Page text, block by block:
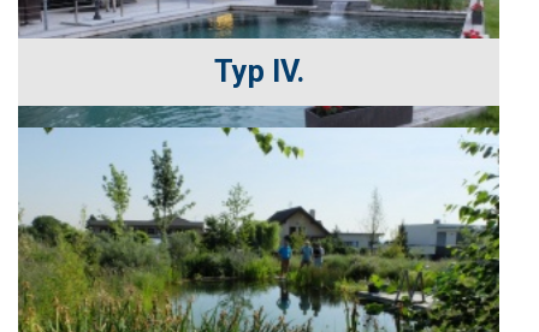
Typ IV.